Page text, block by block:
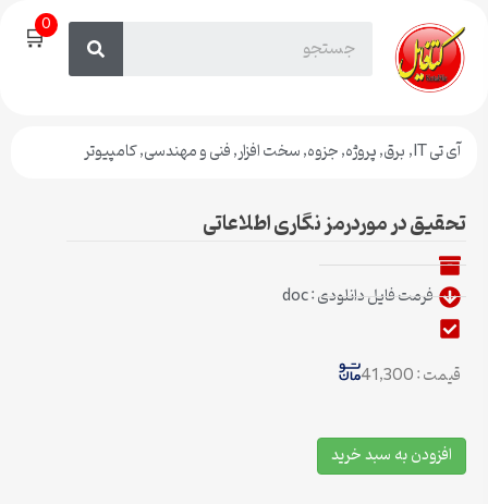
🛒0
آی تی IT , برق,پروژه,جزوه,سخت افزار,فنی و مهندسی,کامپیوتر
تحقیق در موردرمز نگاری اطلاعاتی
فرمت فایل دانلودی : doc
قیمت : 41,300
افزودن به سبد خرید